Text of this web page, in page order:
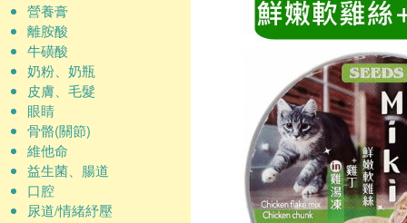
營養膏
離胺酸
牛磺酸
奶粉、奶瓶
皮膚、毛髮
眼睛
骨骼(關節)
維他命
益生菌、腸道
口腔
尿道/情緒紓壓